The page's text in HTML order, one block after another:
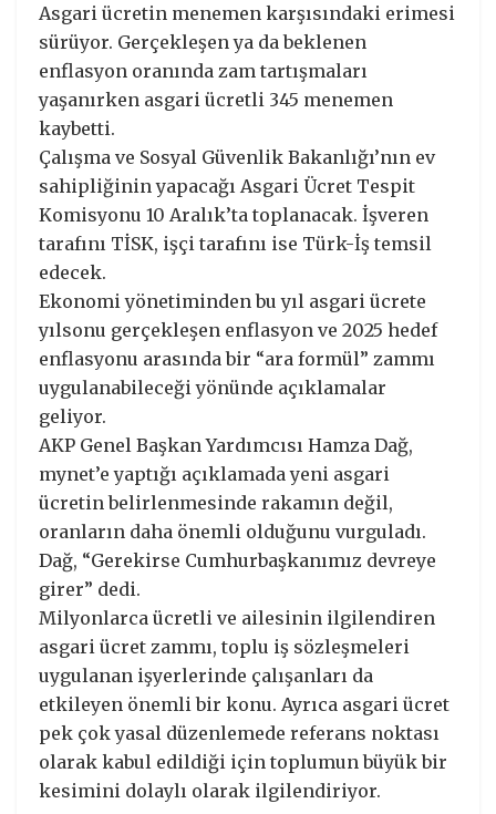
Asgari ücretin menemen karşısındaki erimesi
sürüyor. Gerçekleşen ya da beklenen
enflasyon oranında zam tartışmaları
yaşanırken asgari ücretli 345 menemen
kaybetti.
Çalışma ve Sosyal Güvenlik Bakanlığı’nın ev
sahipliğinin yapacağı Asgari Ücret Tespit
Komisyonu 10 Aralık’ta toplanacak. İşveren
tarafını TİSK, işçi tarafını ise Türk-İş temsil
edecek.
Ekonomi yönetiminden bu yıl asgari ücrete
yılsonu gerçekleşen enflasyon ve 2025 hedef
enflasyonu arasında bir “ara formül” zammı
uygulanabileceği yönünde açıklamalar
geliyor.
AKP Genel Başkan Yardımcısı Hamza Dağ,
mynet’e yaptığı açıklamada yeni asgari
ücretin belirlenmesinde rakamın değil,
oranların daha önemli olduğunu vurguladı.
Dağ, “Gerekirse Cumhurbaşkanımız devreye
girer” dedi.
Milyonlarca ücretli ve ailesinin ilgilendiren
asgari ücret zammı, toplu iş sözleşmeleri
uygulanan işyerlerinde çalışanları da
etkileyen önemli bir konu. Ayrıca asgari ücret
pek çok yasal düzenlemede referans noktası
olarak kabul edildiği için toplumun büyük bir
kesimini dolaylı olarak ilgilendiriyor.